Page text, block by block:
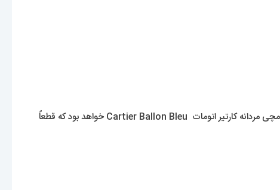
معرفی یکی از محبوب ترین ساعت های مردانۀ این برند را داریم که در سالهای اخیر رشد محبوبیت بسیار چشمگیری داشته. مدل مد نظر ما ساعت مچی مردانه کارتیر اتومات Cartier Ballon Bleu خواهد بود که قطعاً